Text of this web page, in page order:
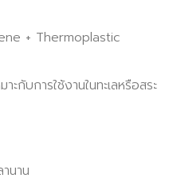
+ Thermoplastic
กับการใช้งานในทะเลหรือสระ
นาน